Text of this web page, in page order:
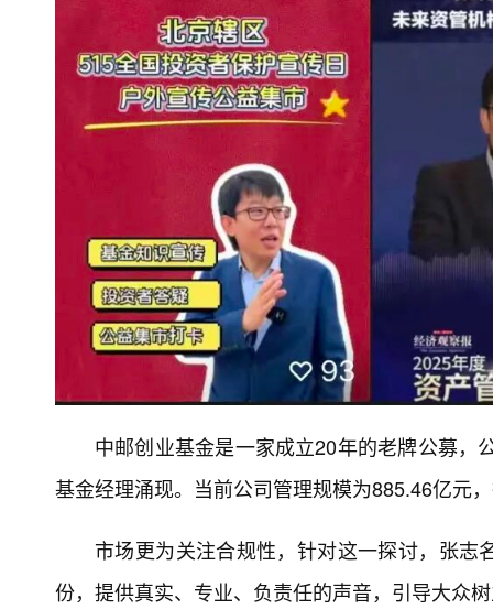
中邮创业基金是一家成立20年的老牌公募，
基金经理涌现。当前公司管理规模为885.46亿元
市场更为关注合规性，针对这一探讨，张
份，提供真实、专业、负责任的声音，引导大众